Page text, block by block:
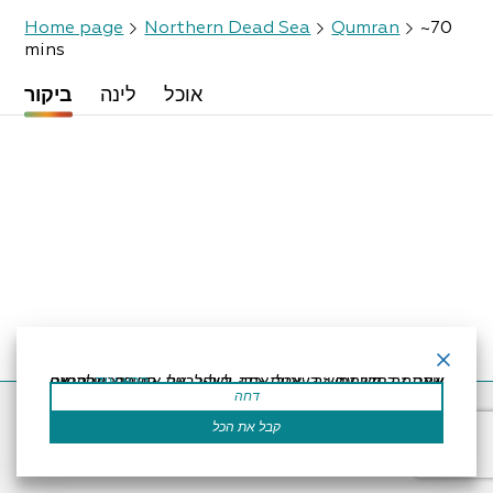
Home page Northern Dead Sea Qumran
~70
mins
ביקור לינה אוכל
Accessibility Statement Regulation Powered by
אתר זה משתמש בעוגיות כדי לשפר את החוויה שלך.נניח שאתה בסדר עם זה, אבל אתה יכול לבטל את הסכמתך אם תרצה. קרא עוד
דחה
קבל את הכל